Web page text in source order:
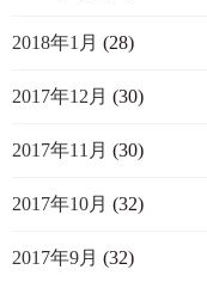
2018年1月 (28)
2017年12月 (30)
2017年11月 (30)
2017年10月 (32)
2017年9月 (32)